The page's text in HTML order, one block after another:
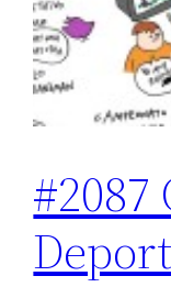
#2087